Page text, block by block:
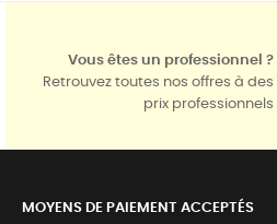
Vous êtes un professionnel ?
Retrouvez toutes nos offres à des
prix professionnels
MOYENS DE PAIEMENT ACCEPTÉS